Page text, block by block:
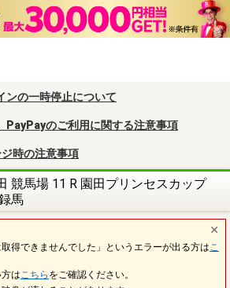
ンの一時停止について
PayPayのご利用に関する注意事項
時の注意事項
競馬場 11 R 園田プリンセスカップ
馬
得できませんでした」というエラーが出る方は こ
は こちら をご確認ください。